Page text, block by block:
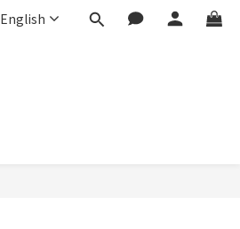
English